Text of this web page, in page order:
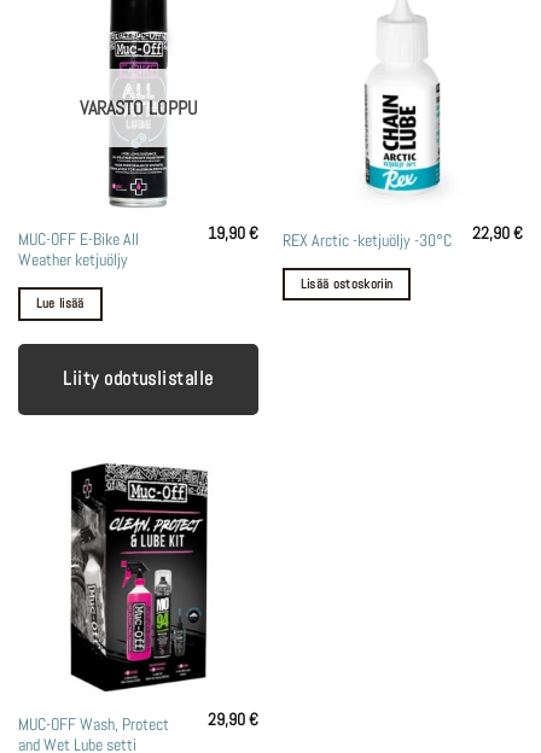
VARASTO LOPPU
MUC-OFF E-Bike All
Weather ketjuöljy
19,90€
Lue lisää
Liity odotuslistalle
REX Arctic -ketjuöljy -30°C 22,90€
Lisää ostoskoriin
MUC-OFF Wash, Protect
and Wet Lube setti
29,90€